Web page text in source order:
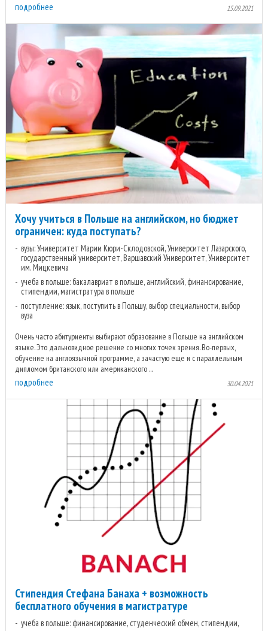
подробнее 15.09.2021
Хочу учиться в Польше на английском, но бюджет
ограничен: куда поступать?
вузы: Университет Марии Кюри-Склодовской, Университет Лазарского,
государственный университет, Варшавский Университет, Университет
им. Мицкевича
учеба в польше: бакалавриат в польше, английский, финансирование,
стипендии, магистратура в польше
поступление: язык, поступить в Польшу, выбор специальности, выбор
вуза
Очень часто абитуриенты выбирают образование в Польше на английском
языке. Это дальновидное решение со многих точек зрения. Во-первых,
обучение на англоязычной программе, а зачастую еще и с параллельным
дипломом британского или американского ...
подробнее 30.04.2021
Стипендия Стефана Банаха + возможность
бесплатного обучения в магистратуре
учеба в польше: финансирование, студенческий обмен, стипендии,